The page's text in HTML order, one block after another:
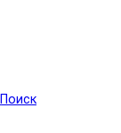
Поиск